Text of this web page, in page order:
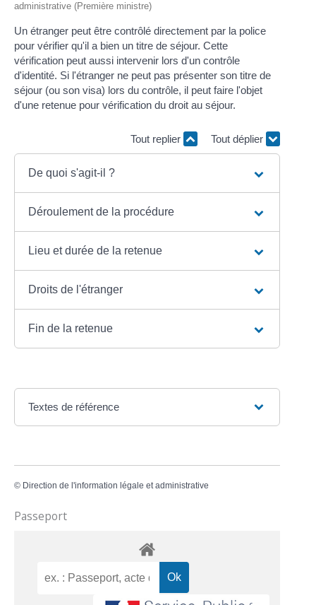
administrative (Première ministre)
Un étranger peut être contrôlé directement par la police
pour vérifier qu'il a bien un titre de séjour. Cette
vérification peut aussi intervenir lors d'un contrôle
d'identité. Si l'étranger ne peut pas présenter son titre de
séjour (ou son visa) lors du contrôle, il peut faire l'objet
d'une retenue pour vérification du droit au séjour.
Tout replier Tout déplier
De quoi s'agit-il ?
Déroulement de la procédure
Lieu et durée de la retenue
Droits de l'étranger
Fin de la retenue
Textes de référence
© Direction de l'information légale et administrative
Passeport